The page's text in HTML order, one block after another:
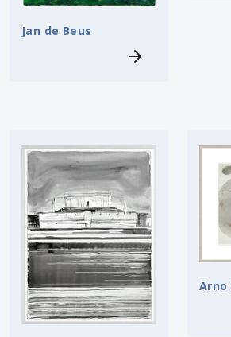
Jan de Beus
Arno